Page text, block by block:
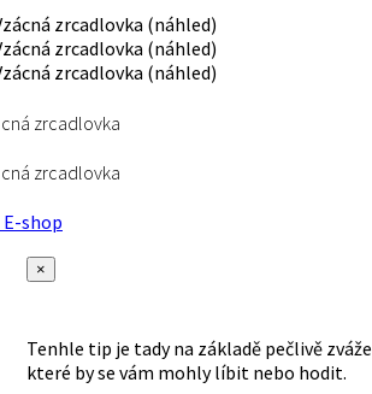
zrcadlovka
zrcadlovka
shop
×
Tenhle tip je tady na základě pečlivě
které by se vám mohly líbit nebo hodit.